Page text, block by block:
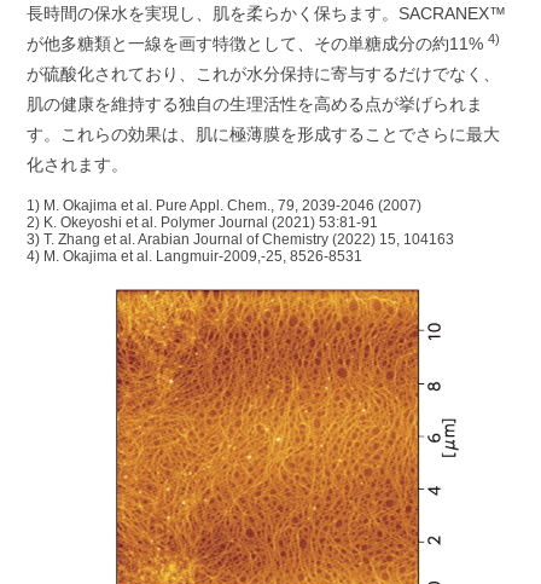
長時間の保水を実現し、肌を柔らかく保ちます。SACRANEX™
が他多糖類と一線を画す特徴として、その単糖成分の約11%4)
が硫酸化されており、これが水分保持に寄与するだけでなく、
肌の健康を維持する独自の生理活性を高める点が挙げられま
す。これらの効果は、肌に極薄膜を形成することでさらに最大
化されます。
1) M. Okajima et al. Pure Appl. Chem., 79, 2039-2046 (2007)
2) K. Okeyoshi et al. Polymer Journal (2021) 53:81-91
3) T. Zhang et al. Arabian Journal of Chemistry (2022) 15, 104163
4) M. Okajima et al. Langmuir-2009,-25, 8526-8531